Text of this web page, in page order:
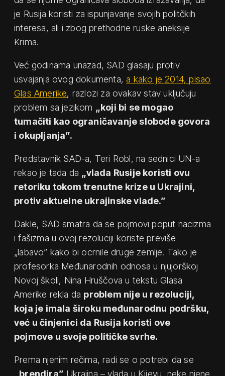
je Rusija koristi za ispunjavanje svojih politčkih
interesa, ali i zbog prethodne ruske aneksije
Krima.
Već godinama unazad, SAD glasaju protiv
usvajanja ovog dokumenta,a kako je 2014, pisao
Glas Amerike, razlozi za ovakav stav uključuju
problem sa jezikom „koji bi se mogao
tumačiti kao ograničavanje slobode govora
i okupljanja”.
Predstavnik SAD-a, Teri Robl, na sednici UN-a
rekao je tada da „vlada Rusije koristi ovu
retoriku tokom trenutne krize u Ukrajini,
protiv aktuelne ukrajinske vlade.”
Dakle, SAD smatra da se pojmovi poput nacizma
i fašizma u ovoj rezoluciji koriste previše
„labavo” kako bi ocrnile druge zemlje. Tako je
profesorka Međunarodnih odnosa u njujorškoj
Novoj školi, Nina Hruščova u tekstu Glasa
Amerike rekla da problem nije u rezoluciji,
koja je imala široku međunarodnu podršku,
već u činjenici da Rusija koristi ove
pojmove u svoje političke svrhe.
Prema njenim rečima, radi se o potrebi da se